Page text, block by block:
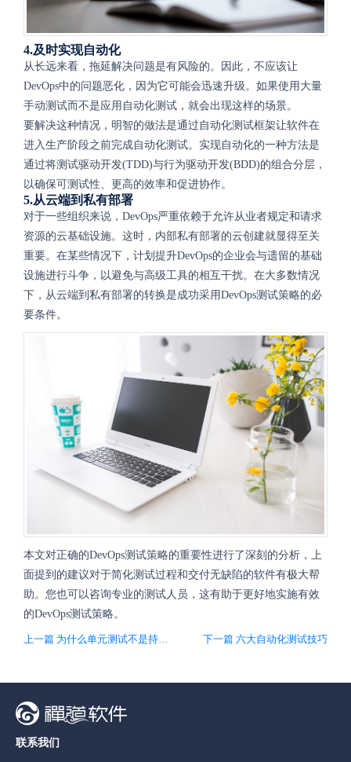
4.及时实现自动化
从长远来看，拖延解决问题是有风险的。因此，不应该让
DevOps中的问题恶化，因为它可能会迅速升级。如果使用大量
手动测试而不是应用自动化测试，就会出现这样的场景。
要解决这种情况，明智的做法是通过自动化测试框架让软件在
进入生产阶段之前完成自动化测试。实现自动化的一种方法是
通过将测试驱动开发(TDD)与行为驱动开发(BDD)的组合分层，
以确保可测试性、更高的效率和促进协作。
5.从云端到私有部署
对于一些组织来说，DevOps严重依赖于允许从业者规定和请求
资源的云基础设施。这时，内部私有部署的云创建就显得至关
重要。在某些情况下，计划提升DevOps的企业会与遗留的基础
设施进行斗争，以避免与高级工具的相互干扰。在大多数情况
下，从云端到私有部署的转换是成功采用DevOps测试策略的必
要条件。
本文对正确的DevOps测试策略的重要性进行了深刻的分析，上
面提到的建议对于简化测试过程和交付无缺陷的软件有极大帮
助。您也可以咨询专业的测试人员，这有助于更好地实施有效
的DevOps测试策略。
上一篇 为什么单元测试不是持续交付的唯一答案 下一篇 六大自动化测试技巧
联系我们